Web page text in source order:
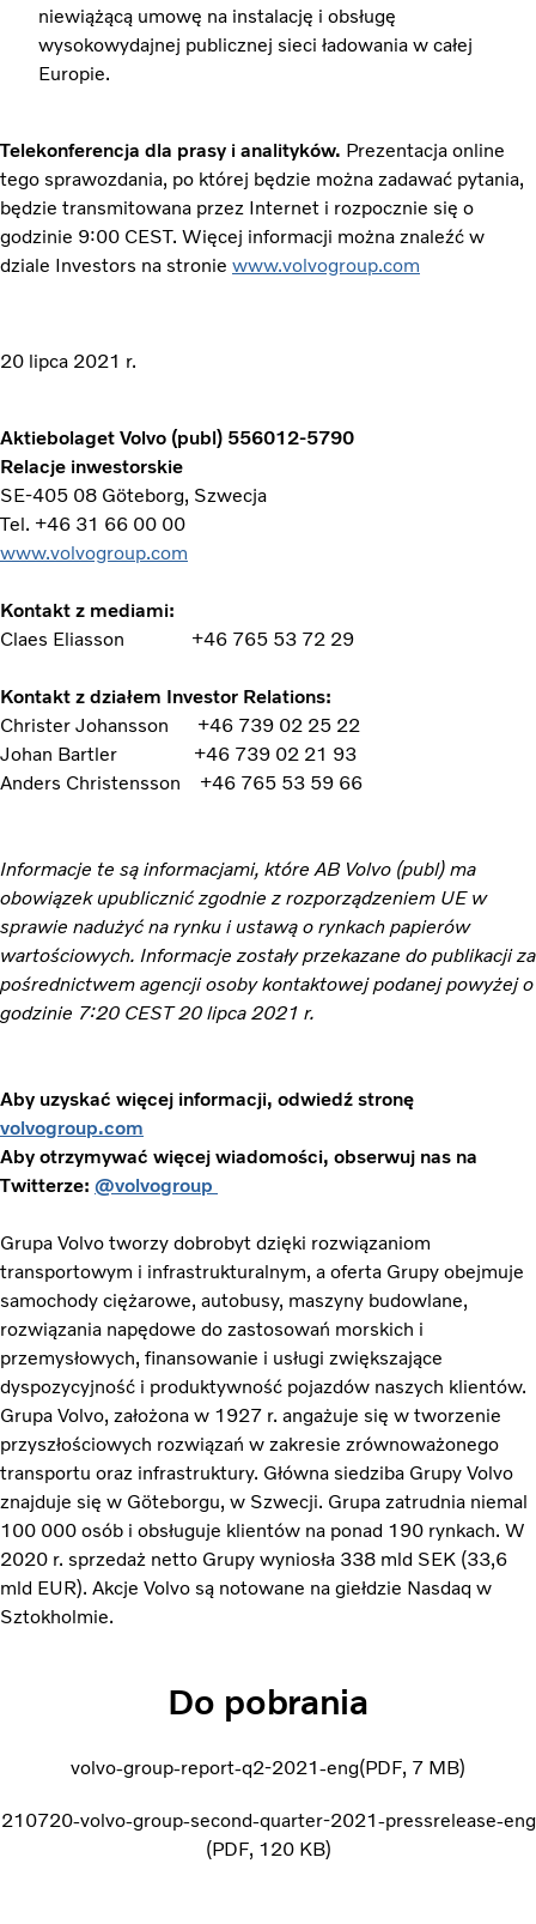
niewiążącą umowę na instalację i obsługę
wysokowydajnej publicznej sieci ładowania w całej
Europie.
Telekonferencja dla prasy i analityków. Prezentacja online
tego sprawozdania, po której będzie można zadawać pytania,
będzie transmitowana przez Internet i rozpocznie się o
godzinie 9:00 CEST. Więcej informacji można znaleźć w
dziale Investors na stronie www.volvogroup.com
20 lipca 2021 r.
Aktiebolaget Volvo (publ) 556012-5790
Relacje inwestorskie
SE-405 08 Göteborg, Szwecja
Tel. +46 31 66 00 00
www.volvogroup.com
Kontakt z mediami:
Claes Eliasson +46 765 53 72 29
Kontakt z działem Investor Relations:
Christer Johansson +46 739 02 25 22
Johan Bartler +46 739 02 21 93
Anders Christensson +46 765 53 59 66
Informacje te są informacjami, które AB Volvo (publ) ma
obowiązek upublicznić zgodnie z rozporządzeniem UE w
sprawie nadużyć na rynku i ustawą o rynkach papierów
wartościowych. Informacje zostały przekazane do publikacji za
pośrednictwem agencji osoby kontaktowej podanej powyżej o
godzinie 7:20 CEST 20 lipca 2021 r.
Aby uzyskać więcej informacji, odwiedź stronę
volvogroup.com
Aby otrzymywać więcej wiadomości, obserwuj nas na
Twitterze: @volvogroup
Grupa Volvo tworzy dobrobyt dzięki rozwiązaniom
transportowym i infrastrukturalnym, a oferta Grupy obejmuje
samochody ciężarowe, autobusy, maszyny budowlane,
rozwiązania napędowe do zastosowań morskich i
przemysłowych, finansowanie i usługi zwiększające
dyspozycyjność i produktywność pojazdów naszych klientów.
Grupa Volvo, założona w 1927 r. angażuje się w tworzenie
przyszłościowych rozwiązań w zakresie zrównoważonego
transportu oraz infrastruktury. Główna siedziba Grupy Volvo
znajduje się w Göteborgu, w Szwecji. Grupa zatrudnia niemal
100 000 osób i obsługuje klientów na ponad 190 rynkach. W
2020 r. sprzedaż netto Grupy wyniosła 338 mld SEK (33,6
mld EUR). Akcje Volvo są notowane na giełdzie Nasdaq w
Sztokholmie.
Do pobrania
volvo-group-report-q2-2021-eng PDF 7 MB
210720-volvo-group-second-quarter-2021-pressrelease-eng
PDF 120 KB